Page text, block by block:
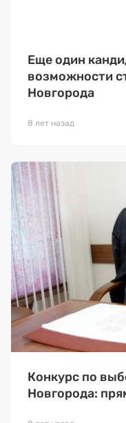
Еще один
возможности
Новгорода
8 лет назад
Конкурс по
Новгорода: